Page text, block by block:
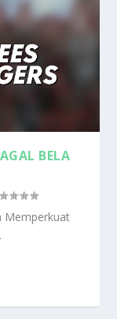
BELA
Memperkuat